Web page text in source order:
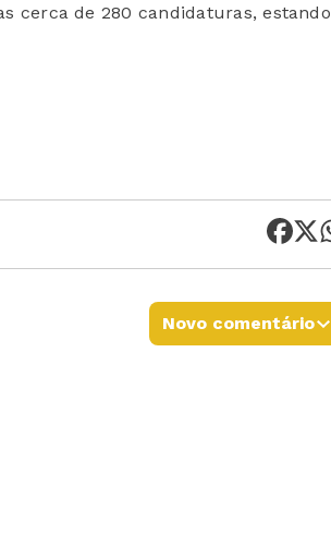
cerca de 280 candidaturas, estando
Novo comentário